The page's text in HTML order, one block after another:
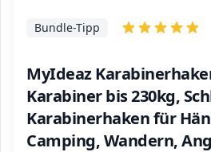
MyIdeaz
Karabiner bis 230kg,
Karabinerhaken für
Camping, Wandern,
Bundle-Tipp